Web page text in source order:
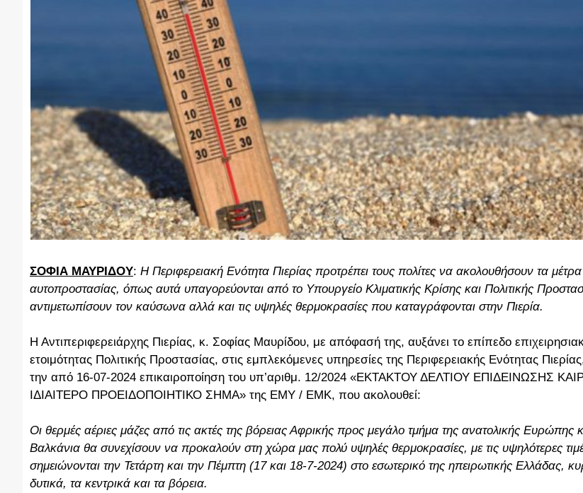
ΣΟΦΙΑ ΜΑΥΡΙΔΟΥ: Η Περιφερειακή Ενότητα Πιερίας προτρέπει τους πολίτες να ακολουθήσουν τα μέτρα
αυτοπροστασίας, όπως αυτά υπαγορεύονται από το Υπουργείο Κλιματικής Κρίσης και Πολιτικής
αντιμετωπίσουν τον καύσωνα αλλά και τις υψηλές θερμοκρασίες που καταγράφονται στην Πιερία.
Η Αντιπεριφερειάρχης Πιερίας, κ. Σοφίας Μαυρίδου, με απόφασή της, αυξάνει το επίπεδο
ετοιμότητας Πολιτικής Προστασίας, στις εμπλεκόμενες υπηρεσίες της Περιφερειακής Ενότητας
την από 16-07-2024 επικαιροποίηση του υπ’αριθμ. 12/2024 «ΕΚΤΑΚΤΟΥ ΔΕΛΤΙΟΥ ΕΠΙΔΕΙΝΩΣΗΣ
ΙΔΙΑΙΤΕΡΟ ΠΡΟΕΙΔΟΠΟΙΗΤΙΚΟ ΣΗΜΑ» της ΕΜΥ / ΕΜΚ, που ακολουθεί:
Οι θερμές αέριες μάζες από τις ακτές της βόρειας Αφρικής προς μεγάλο τμήμα της ανατολικής Ευρώπης
Βαλκάνια θα συνεχίσουν να προκαλούν στη χώρα μας πολύ υψηλές θερμοκρασίες, με τις υψηλότερες
σημειώνονται την Τετάρτη και την Πέμπτη (17 και 18-7-2024) στο εσωτερικό της ηπειρωτικής Ελλάδας,
δυτικά, τα κεντρικά και τα βόρεια.